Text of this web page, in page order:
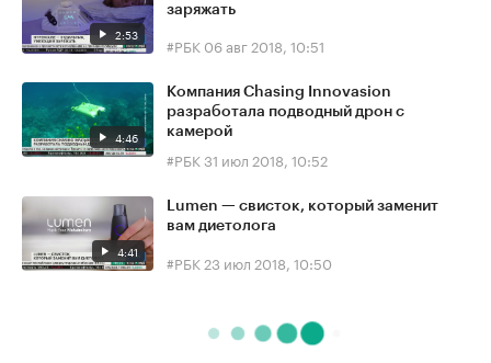
2:53
заряжать
#РБК 06 авг 2018, 10:51
4:46
Компания Chasing Innovasion
разработала подводный дрон с
камерой
#РБК31 июл 2018, 10:52
4:41
Lumen — свисток, который заменит
вам диетолога
#РБК 23 июл 2018, 10:50